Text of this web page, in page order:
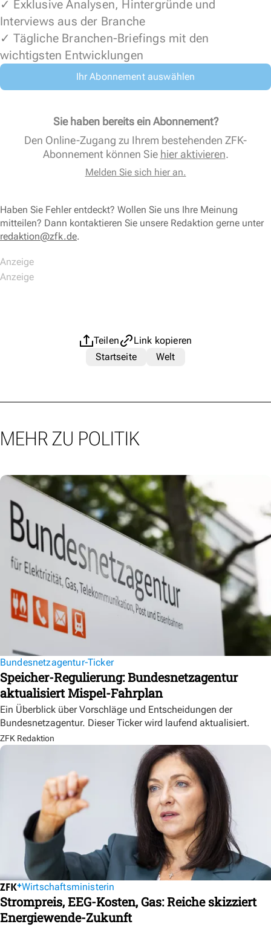
✓ Exklusive Analysen, Hintergründe und
Interviews aus der Branche
✓ Tägliche Branchen-Briefings mit den
wichtigsten Entwicklungen
Ihr Abonnement auswählen
Sie haben bereits ein Abonnement?
Den Online-Zugang zu Ihrem bestehenden ZFK-
Abonnement können Sie hier aktivieren.
Melden Sie sich hier an.
Haben Sie Fehler entdeckt? Wollen Sie uns Ihre Meinung
mitteilen? Dann kontaktieren Sie unsere Redaktion gerne unter
redaktion@zfk.de.
Teilen
Link kopieren
Startseite
Welt
MEHR ZU POLITIK
Bundesnetzagentur-Ticker
Speicher-Regulierung: Bundesnetzagentur
aktualisiert Mispel-Fahrplan
Ein Überblick über Vorschläge und Entscheidungen der
Bundesnetzagentur. Dieser Ticker wird laufend aktualisiert.
ZFK Redaktion
Wirtschaftsministerin
Strompreis, EEG-Kosten, Gas: Reiche skizziert
Energiewende-Zukunft